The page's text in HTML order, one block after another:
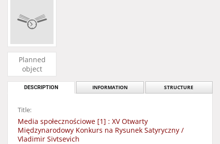
Planned
object
DESCRIPTION INFORMATION STRUCTURE
Title:
Media społecznościowe [1] : XV Otwarty
Międzynarodowy Konkurs na Rysunek Satyryczny /
Vladimir Sivtsevich